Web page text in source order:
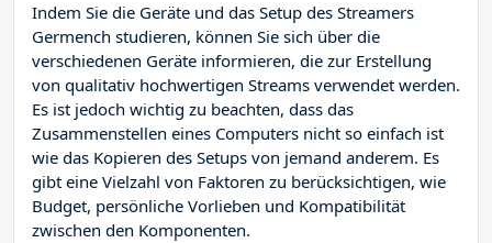
Indem Sie die Geräte und das Setup des Streamers
Germench studieren, können Sie sich über die
verschiedenen Geräte informieren, die zur Erstellung
von qualitativ hochwertigen Streams verwendet werden.
Es ist jedoch wichtig zu beachten, dass das
Zusammenstellen eines Computers nicht so einfach ist
wie das Kopieren des Setups von jemand anderem. Es
gibt eine Vielzahl von Faktoren zu berücksichtigen, wie
Budget, persönliche Vorlieben und Kompatibilität
zwischen den Komponenten.